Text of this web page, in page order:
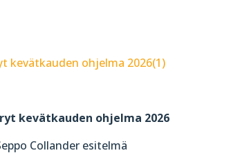
kevätkauden ohjelma 2026(1)
kevätkauden ohjelma 2026
Collander esitelmä